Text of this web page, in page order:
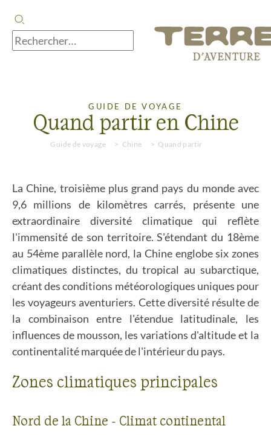
GUIDE DE VOYAGE
Quand partir en Chine
Guide de voyage Chine Quand partir
La Chine, troisième plus grand pays du monde avec
9,6 millions de kilomètres carrés, présente une
extraordinaire diversité climatique qui reflète
l'immensité de son territoire. S'étendant du 18ème
au 54ème parallèle nord, la Chine englobe six zones
climatiques distinctes, du tropical au subarctique,
créant des conditions météorologiques uniques pour
les voyageurs aventuriers. Cette diversité résulte de
la combinaison entre l'étendue latitudinale, les
influences de mousson, les variations d'altitude et la
continentalité marquée de l'intérieur du pays.
Zones climatiques principales
Nord de la Chine - Climat continental